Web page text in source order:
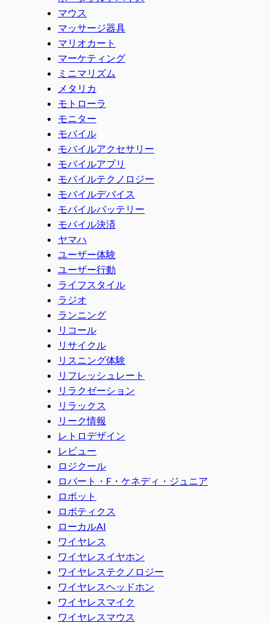
マウス
マッサージ器具
マリオカート
マーケティング
ミニマリズム
メタリカ
モトローラ
モニター
モバイル
モバイルアクセサリー
モバイルアプリ
モバイルテクノロジー
モバイルデバイス
モバイルバッテリー
モバイル決済
ヤマハ
ユーザー体験
ユーザー行動
ライフスタイル
ラジオ
ランニング
リコール
リサイクル
リスニング体験
リフレッシュレート
リラクゼーション
リラックス
リーク情報
レトロデザイン
レビュー
ロジクール
ロバート・F・ケネディ・ジュニア
ロボット
ロボティクス
ローカルAI
ワイヤレス
ワイヤレスイヤホン
ワイヤレステクノロジー
ワイヤレスヘッドホン
ワイヤレスマイク
ワイヤレスマウス